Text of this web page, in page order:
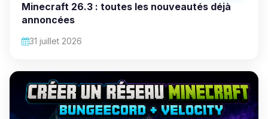
Minecraft 26.3 : toutes les nouveautés déjà
annoncées
31 juillet 2026